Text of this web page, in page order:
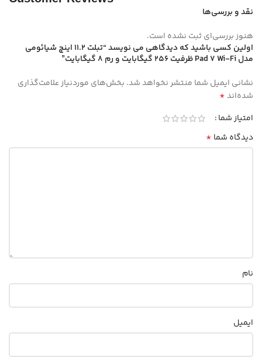
نقد و بررسی‌ها
هنوز بررسی‌ای ثبت نشده است.
اولین کسی باشید که دیدگاهی می نویسد “تبلت 11.2 اینچ شیائومی
مدل Pad 7 Wi-Fi ظرفیت 256 گیگابایت و رم 8 گیگابایت”
نشانی ایمیل شما منتشر نخواهد شد. بخش‌های موردنیاز علامت‌گذاری
شده‌اند*
امتیاز شما
دیدگاه شما *
نام
ایمیل